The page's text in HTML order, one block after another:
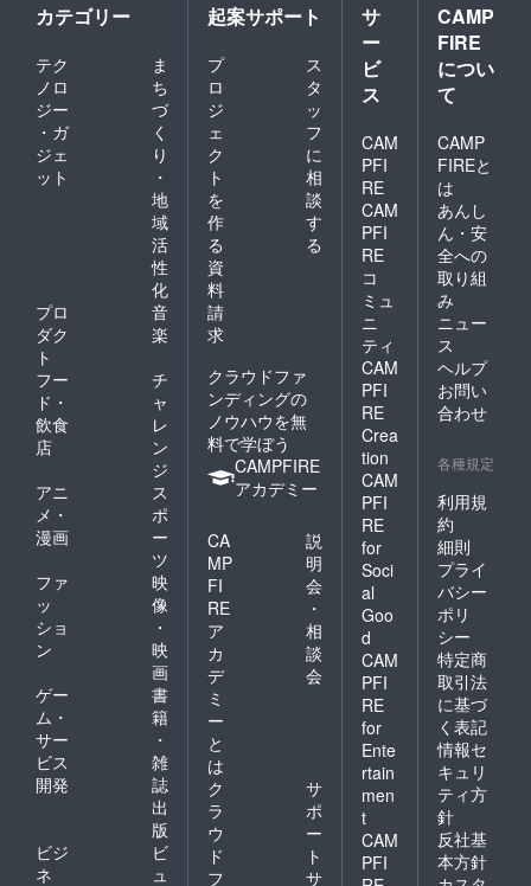
届けの
リター
ンに貼
付され
たラベ
意書き
をご確
認くだ
さい。
しょう
ゆ 【名
称】だ
ししょ
うゆ
うゆ加
工品）
【内容
量】
360ml ×
1本 原
材料及
び添加
物等の
食品表
示はお
届け商
品のラ
ベルに
表記さ
れま
品開封
前には
必ずお
届けの
リター
ンに貼
付され
たラベ
ルや注
意書き
をご確
認くだ
さい。
カテゴリー
テク
ノロ
ジー
・ガ
ジェ
ット
ま
ち
づ
く
り
・
地
域
活
性
化
プロ
ダク
ト
音
楽
フー
ド・
飲食
店
チ
ャ
レ
ン
ジ
アニ
メ・
漫画
ス
ポ
ー
ツ
ファ
ッ
ショ
ン
映
像
・
映
画
ゲー
ム・
サー
ビス
開発
書
籍
・
雑
誌
出
版
ビジ
ネ
ビ
ュ
起案サポート
プ
ロ
ジ
ェ
ク
ト
を
作
る
ス
タ
ッ
フ
に
相
談
す
る
資
料
請
求
クラウドファ
ンディングの
ノウハウを無
料で学ぼう
CAMPFIRE
アカデミー
CA
MP
FI
RE
ア
カ
デ
ミ
ー
と
は
説
明
会
・
相
談
会
ク
ラ
ウ
ド
フ
サ
ポ
ー
ト
サ
サ
ー
ビ
ス
CAM
PFI
RE
CAM
PFI
RE
コ
ミュ
ニ
ティ
CAM
PFI
RE
Crea
tion
CAM
PFI
RE
for
Soci
al
Goo
d
CAM
PFI
RE
for
Ente
rtain
men
t
CAM
PFI
CAMP
FIRE
につい
て
CAMP
FIREと
は
あんし
ん・安
全への
取り組
み
ニュー
ス
ヘルプ
お問い
合わせ
各種規定
利用規
約
細則
プライ
バシー
ポリ
シー
特定商
取引法
に基づ
く表記
情報セ
キュリ
ティ方
針
反社基
本方針